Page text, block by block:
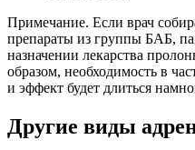
Примечание. Если врач
препараты из группы БАБ,
назначении лекарства
образом, необходимость в
и эффект будет длиться
Другие виды